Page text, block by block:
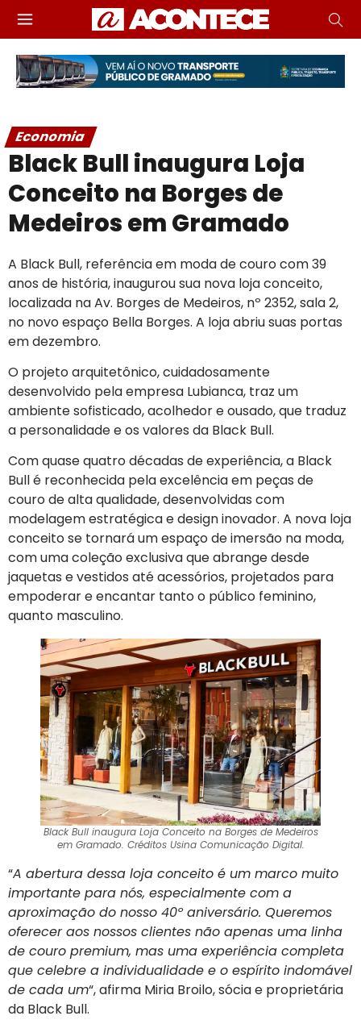
Economia
Black Bull inaugura Loja
Conceito na Borges de
Medeiros em Gramado
A Black Bull, referência em moda de couro com 39
anos de história, inaugurou sua nova loja conceito,
localizada na Av. Borges de Medeiros, nº 2352, sala 2,
no novo espaço Bella Borges. A loja abriu suas portas
em dezembro.
O projeto arquitetônico, cuidadosamente
desenvolvido pela empresa Lubianca, traz um
ambiente sofisticado, acolhedor e ousado, que traduz
a personalidade e os valores da Black Bull.
Com quase quatro décadas de experiência, a Black
Bull é reconhecida pela excelência em peças de
couro de alta qualidade, desenvolvidas com
modelagem estratégica e design inovador. A nova loja
conceito se tornará um espaço de imersão na moda,
com uma coleção exclusiva que abrange desde
jaquetas e vestidos até acessórios, projetados para
empoderar e encantar tanto o público feminino,
quanto masculino.
Black Bull inaugura Loja Conceito na Borges de Medeiros
em Gramado. Créditos Usina Comunicação Digital.
“A abertura dessa loja conceito é um marco muito
importante para nós, especialmente com a
aproximação do nosso 40º aniversário. Queremos
oferecer aos nossos clientes não apenas uma linha
de couro premium, mas uma experiência completa
que celebre a individualidade e o espírito indomável
de cada um“, afirma Miria Broilo, sócia e proprietária
da Black Bull.